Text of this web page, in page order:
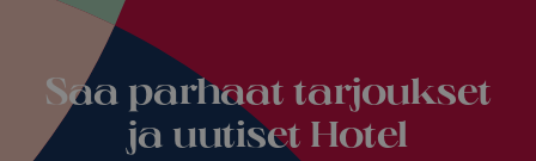
Saa parhaat tarjoukset
ja uutiset Hotel